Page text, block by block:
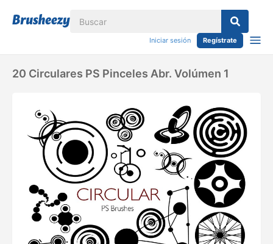
Iniciar sesión Regístrate
20 Circulares PS Pinceles Abr. Volúmen 1